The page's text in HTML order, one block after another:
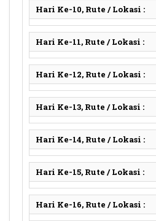
Hari Ke-10, Rute / Lokasi :
Hari Ke-11, Rute / Lokasi :
Hari Ke-12, Rute / Lokasi :
Hari Ke-13, Rute / Lokasi :
Hari Ke-14, Rute / Lokasi :
Hari Ke-15, Rute / Lokasi :
Hari Ke-16, Rute / Lokasi :